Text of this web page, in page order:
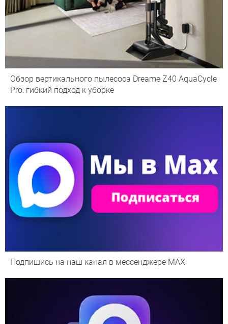
Обзор вертикального пылесоса Dreame Z40 AquaCycle
Pro: гибкий подход к уборке
Подпишись на наш канал в мессенджере МАХ